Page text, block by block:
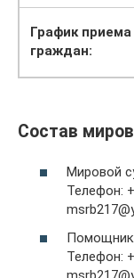
График приема
граждан:
Состав
Мировой
Телефон:
Телефон: